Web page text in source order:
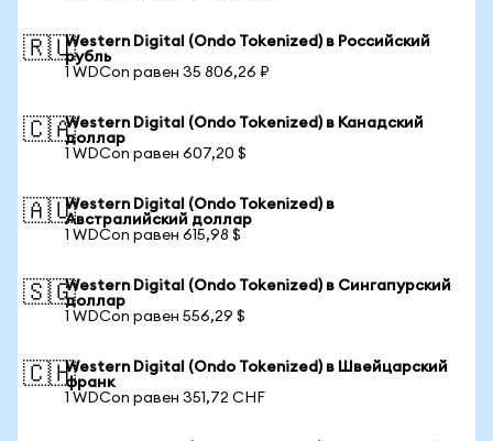
🇷🇺Western Digital (Ondo Tokenized) в Российский
рубль
1 WDCon равен 35 806,26 ₽
🇨🇦Western Digital (Ondo Tokenized) в Канадский
доллар
1 WDCon равен 607,20 $
🇦🇺Western Digital (Ondo Tokenized) в
Австралийский доллар
1 WDCon равен 615,98 $
🇸🇬Western Digital (Ondo Tokenized) в Сингапурский
доллар
1 WDCon равен 556,29 $
🇨🇭Western Digital (Ondo Tokenized) в Швейцарский
франк
1 WDCon равен 351,72 CHF